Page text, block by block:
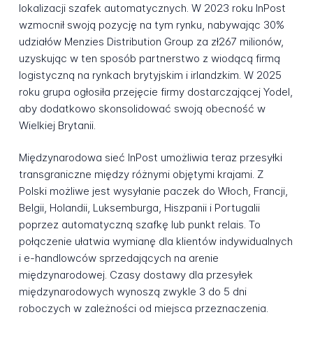
lokalizacji szafek automatycznych. W 2023 roku InPost
wzmocnił swoją pozycję na tym rynku, nabywając 30%
udziałów Menzies Distribution Group za zł267 milionów,
uzyskując w ten sposób partnerstwo z wiodącą firmą
logistyczną na rynkach brytyjskim i irlandzkim. W 2025
roku grupa ogłosiła przejęcie firmy dostarczającej Yodel,
aby dodatkowo skonsolidować swoją obecność w
Wielkiej Brytanii.
Międzynarodowa sieć InPost umożliwia teraz przesyłki
transgraniczne między różnymi objętymi krajami. Z
Polski możliwe jest wysyłanie paczek do Włoch, Francji,
Belgii, Holandii, Luksemburga, Hiszpanii i Portugalii
poprzez automatyczną szafkę lub punkt relais. To
połączenie ułatwia wymianę dla klientów indywidualnych
i e-handlowców sprzedających na arenie
międzynarodowej. Czasy dostawy dla przesyłek
międzynarodowych wynoszą zwykle 3 do 5 dni
roboczych w zależności od miejsca przeznaczenia.